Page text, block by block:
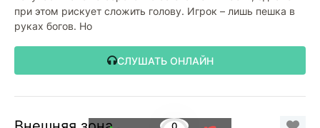
при этом рискует сложить голову. Игрок – лишь пешка в
руках богов. Но
СЛУШАТЬ ОНЛАЙН